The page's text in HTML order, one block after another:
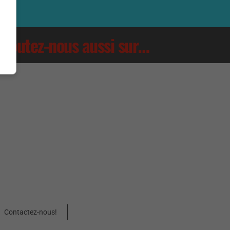
Écoutez-nous aussi sur…
Contactez-nous!